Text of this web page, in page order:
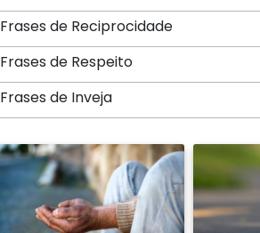
Frases de Reciprocidade
Frases de Respeito
Frases de Inveja